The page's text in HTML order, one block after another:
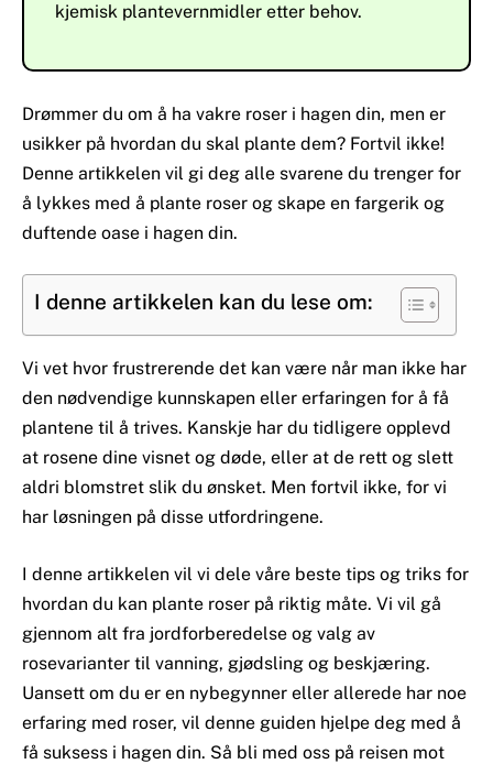
kjemisk plantevernmidler etter behov.
Drømmer du om å ha vakre roser i hagen din, men er
usikker på hvordan du skal plante dem? Fortvil ikke!
Denne artikkelen vil gi deg alle svarene du trenger for
å lykkes med å plante roser og skape en fargerik og
duftende oase i hagen din.
I denne artikkelen kan du lese om:
Vi vet hvor frustrerende det kan være når man ikke har
den nødvendige kunnskapen eller erfaringen for å få
plantene til å trives. Kanskje har du tidligere opplevd
at rosene dine visnet og døde, eller at de rett og slett
aldri blomstret slik du ønsket. Men fortvil ikke, for vi
har løsningen på disse utfordringene.
I denne artikkelen vil vi dele våre beste tips og triks for
hvordan du kan plante roser på riktig måte. Vi vil gå
gjennom alt fra jordforberedelse og valg av
rosevarianter til vanning, gjødsling og beskjæring.
Uansett om du er en nybegynner eller allerede har noe
erfaring med roser, vil denne guiden hjelpe deg med å
få suksess i hagen din. Så bli med oss på reisen mot